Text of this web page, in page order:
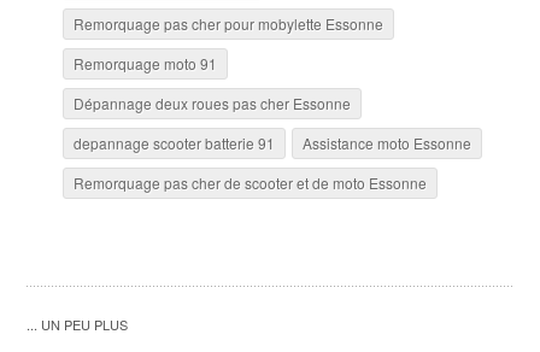
Remorquage pas cher pour mobylette Essonne
Remorquage moto 91
Dépannage deux roues pas cher Essonne
depannage scooter batterie 91
Assistance moto Essonne
Remorquage pas cher de scooter et de moto Essonne
... UN PEU PLUS